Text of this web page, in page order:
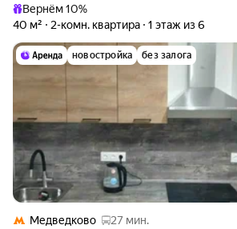
Вернём 10%
40 м²
2-комн. квартира 1 этаж из 6
новостройка без залога
Медведково
27 мин.